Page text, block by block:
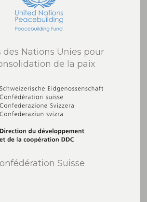
des Nations Unies pour
de la paix
Suisse